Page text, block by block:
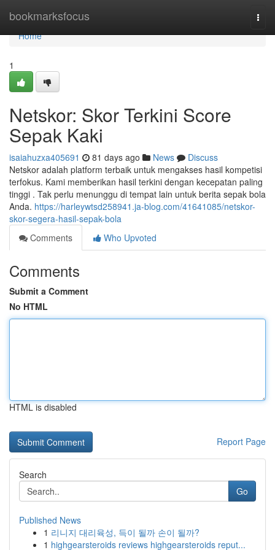
bookmarksfocus
Home
Home
1
Netskor: Skor Terkini Score
Sepak Kaki
isaiahuzxa405691 81 days ago News
Discuss
Netskor adalah platform terbaik untuk mengakses hasil kompetisi
terfokus. Kami memberikan hasil terkini dengan kecepatan paling
tinggi . Tak perlu menunggu di tempat lain untuk berita sepak bola
Anda. https://harleywtsd258941.ja-blog.com/41641085/netskor-
skor-segera-hasil-sepak-bola
Comments
Who Upvoted
Comments
Submit a Comment
No HTML
HTML is disabled
Report Page
Search
Go
Published News
1 리니지 대리육성, 득이 될까 손이 될까?
1 highgearsteroids reviews highgearsteroids reput...